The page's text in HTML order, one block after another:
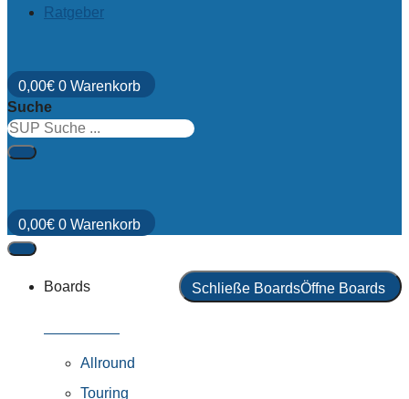
Ratgeber
0,00€ 0 Warenkorb
Suche
0,00€ 0 Warenkorb
Boards Schließe BoardsÖffne Boards
Allround
Touring